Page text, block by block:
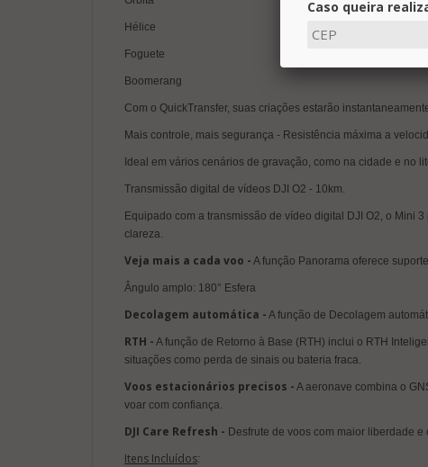
Hélice
Foguete
Boomerang
Com o QuickTransfer, suas criações estarão
Mais controle, mais segurança - Resistência máxima a
Ideal em vários cenários de gravação, como na cidade e no
Transmissão digital de vídeos DJI O2 - 10km.
Equipado com a transmissão de vídeo digital DJI O2, o Mini
clareza.
Veja mais a cada voo - A função Panorama oferece
ngulo amplo: 180° Esfera
Decolagem automática - A função de Decolagem
RTH - A função de Retorno à Base (RTH) inclui o RTH
situações como perda de sinais ou bateria fraca.
Voos estacionários precisos - A aeronave combina o
voar com confiança.
DJI Care Refresh - Desfrute de voos com maior liberdade
Itens Incluídos:
Caso queira